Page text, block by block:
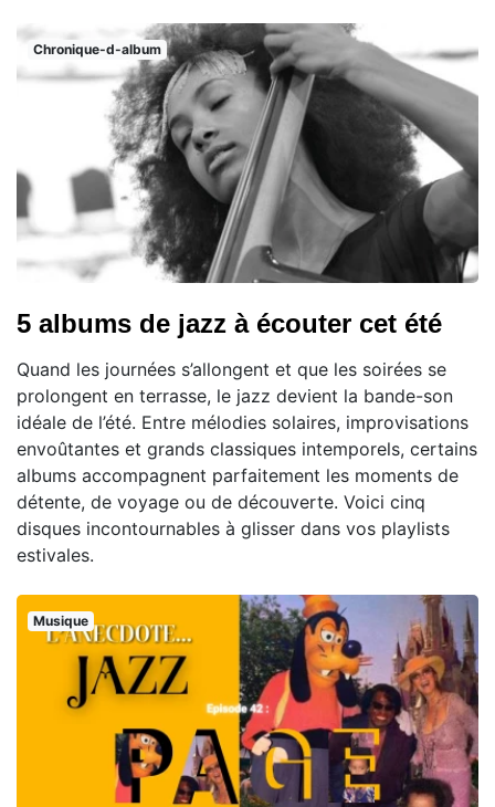
Chronique-d-album
5 albums de jazz à écouter cet été
Quand les journées s’allongent et que les soirées se
prolongent en terrasse, le jazz devient la bande-son
idéale de l’été. Entre mélodies solaires, improvisations
envoûtantes et grands classiques intemporels, certains
albums accompagnent parfaitement les moments de
détente, de voyage ou de découverte. Voici cinq
disques incontournables à glisser dans vos playlists
estivales.
Musique